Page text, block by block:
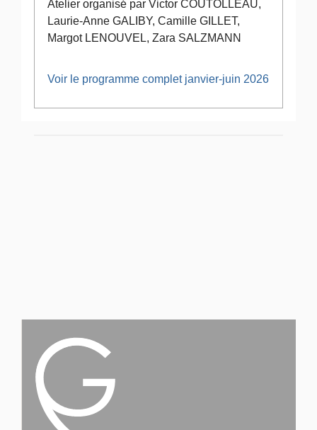
Atelier organisé par Victor COUTOLLEAU,
Laurie-Anne GALIBY, Camille GILLET,
Margot LENOUVEL, Zara SALZMANN
Voir le programme complet janvier-juin 2026